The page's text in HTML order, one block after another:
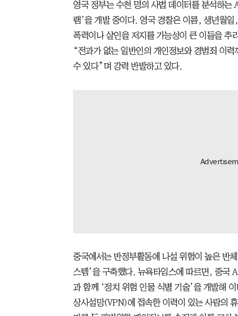
영국 정부는 수천 명의 사법 데이터를 분석하는
램’을 개발 중이다. 영국 경찰은 이름, 생년월
폭력이나 살인을 저지를 가능성이 큰 이들을 추
“전과가 없는 일반인의 개인정보와 경범죄 이
수 있다”며 강력 반발하고 있다.
중국에서는 반정부활동에 나설 위험이 높은 반
스템’을 구축했다. 뉴욕타임스에 따르면, 중국
과 함께 ‘정치 위험 인물 식별 기술’을 개발해
상사설망(VPN)에 접속한 이력이 있는 사람의